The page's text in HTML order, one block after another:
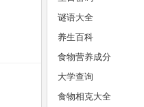
谜语大全
养生百科
食物营养成分
大学查询
食物相克大全